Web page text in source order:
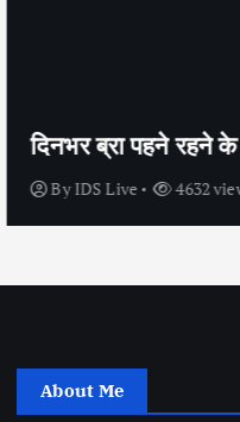
सेक्स के अलावा भी
ByIDS Live 4442
About Me